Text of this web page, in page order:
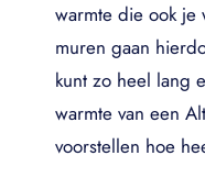
warmte die ook
muren gaan
kunt zo heel lang
warmte van een
voorstellen hoe